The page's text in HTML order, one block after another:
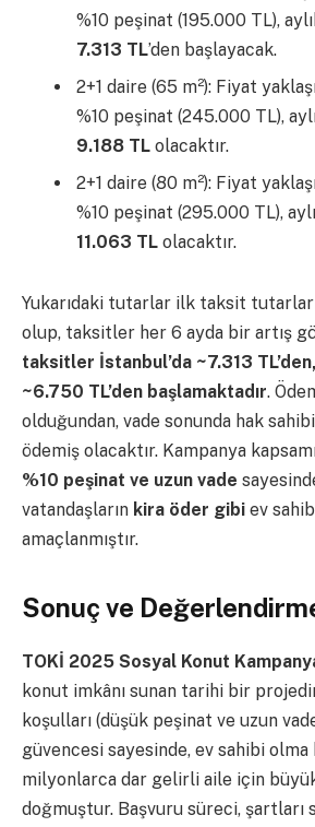
%10 peşinat (195.000 TL),
7.313 TL’den başlayacak.
2+1 daire (65 m²): Fiyat
%10 peşinat (245.000 TL),
9.188 TL olacaktır.
2+1 daire (80 m²): Fiyat
%10 peşinat (295.000 TL),
11.063 TL olacaktır.
Yukarıdaki tutarlar ilk taksit
olup, taksitler her 6 ayda bir artış
taksitler İstanbul’da ~7.313
~6.750 TL’den başlamaktadır.
olduğundan, vade sonunda hak
ödemiş olacaktır. Kampanya
%10 peşinat ve uzun vade
vatandaşların kira öder gibi ev
amaçlanmıştır.
Sonuç ve
TOKİ 2025 Sosyal Konut
konut imkânı sunan tarihi bir
koşulları (düşük peşinat ve uzun
güvencesi sayesinde, ev sahibi
milyonlarca dar gelirli aile için
doğmuştur. Başvuru süreci, şartları